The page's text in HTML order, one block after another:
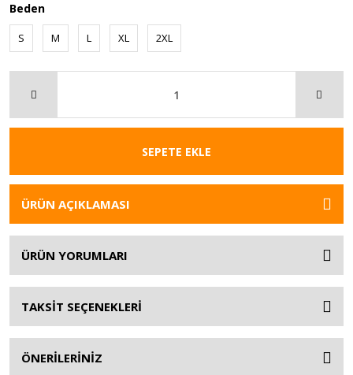
Beden
S M L XL 2XL
SEPETE EKLE
ÜRÜN AÇIKLAMASI
ÜRÜN YORUMLARI
TAKSİT SEÇENEKLERİ
ÖNERİLERİNİZ